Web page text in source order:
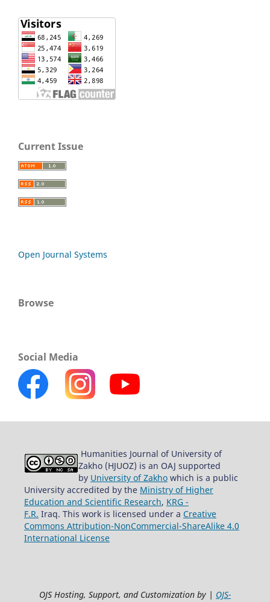
Current Issue
Open Journal Systems
Browse
Social Media
Humanities Journal of University of
Zakho (HJUOZ) is an OAJ supported
by University of Zakho which is a public
University accredited by the Ministry of Higher
Education and Scientific Research, KRG -
F.R. Iraq. This work is licensed under a Creative
Commons Attribution-NonCommercial-ShareAlike 4.0
International License
OJS Hosting, Support, and Customization by | OJS-